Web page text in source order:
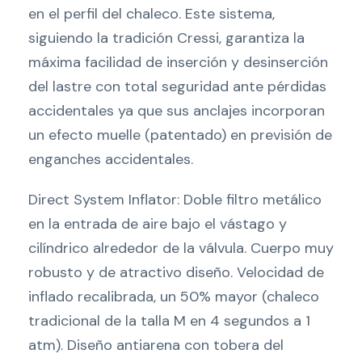
en el perfil del chaleco. Este sistema,
siguiendo la tradición Cressi, garantiza la
máxima facilidad de inserción y desinserción
del lastre con total seguridad ante pérdidas
accidentales ya que sus anclajes incorporan
un efecto muelle (patentado) en previsión de
enganches accidentales.
Direct System Inflator: Doble filtro metálico
en la entrada de aire bajo el vástago y
cilíndrico alrededor de la válvula. Cuerpo muy
robusto y de atractivo diseño. Velocidad de
inflado recalibrada, un 50% mayor (chaleco
tradicional de la talla M en 4 segundos a 1
atm). Diseño antiarena con tobera del